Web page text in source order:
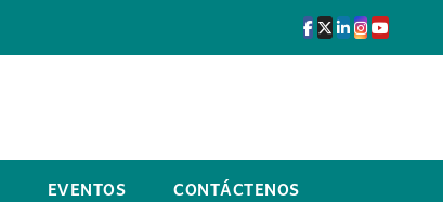
EVENTOS CONTÁCTENOS